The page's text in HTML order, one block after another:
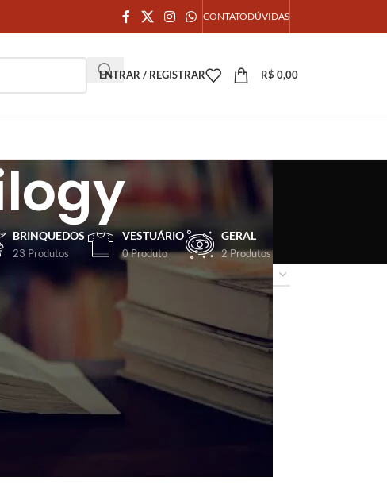
CONTATODÚVIDAS
ENTRAR / REGISTRAR R$ 0,00
BRINQUEDOS
23 Produtos
VESTUÁRIO
0 Produto
GERAL
2 Produtos
18 24